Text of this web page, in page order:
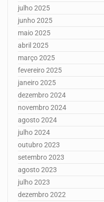
julho 2025
junho 2025
maio 2025
abril 2025
março 2025
fevereiro 2025
janeiro 2025
dezembro 2024
novembro 2024
agosto 2024
julho 2024
outubro 2023
setembro 2023
agosto 2023
julho 2023
dezembro 2022